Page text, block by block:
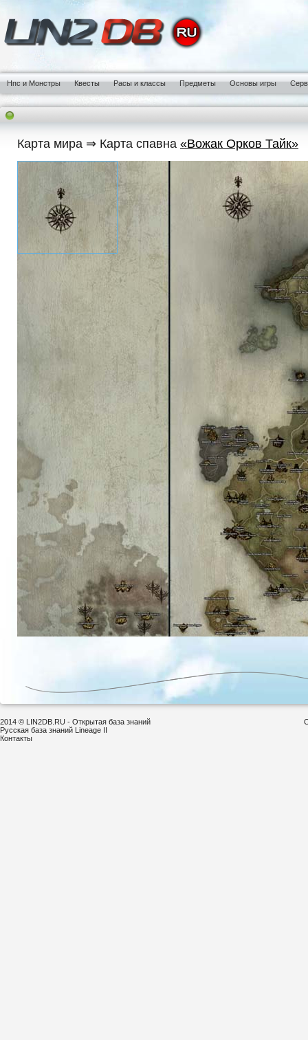
Нпс и Монстры Квесты Расы и классы Предметы Основы игры
Карта мира ⇒ Карта спавна «Вожак Орков Тайк»
2014 © LIN2DB.RU - Открытая база знаний
Русская база знаний Lineage II
Контакты